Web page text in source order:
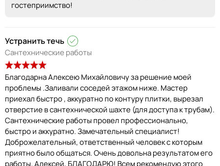
гостеприимство!
Устранить течь
Сантехнические работы
Благодарна Алексею Михайловичу за решение моей
проблемы .Заливали соседей этажом ниже. Мастер
приехал быстро , аккуратно по контуру плитки, вырезал
отверстие в сантехнической шахте (для доступа к трубам).
Сантехнические работы провел профессионально,
быстро и аккуратно. Замечательный специалист!
Доброжелательный, ответственный человек с которым
приятно было общаться. Очень довольна результатом его
работы. Алексей, БЛАГОДАРЮ! Всем рекомендую этого